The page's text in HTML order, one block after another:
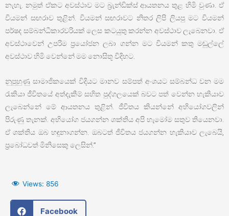
නැහැ. නමුත් ඒකට අවස්ථාව මට බ්‍රැන්ඩික්ස් ආයතනය තුළ හිමි වුණා. ඒ
වියමන් සඟරාව තුළින්. වියමන් සඟරාවට නිතර ලිපි ලියපු මට වියමන්
පර්ෂද සම්බන්ධීකාරවරියක් ලෙස කටයුතු කරන්න අවස්ථාව ලැබෙනවා. ඒ
අවස්ථාවෙන් උපරිම ප්‍රයෝජන ලබා ගන්න මට වියමන් කතු මඬුල්ලේ
අවස්ථාව හිමි වෙන්නේ මම නොසිතූ විදිහට.
නුපුහුණු සාමාජිකයෙක් විදියට මානව සම්පත් අංශයට සම්බන්ධ වන මම
රැකියා ජීවිතයේ අත්දැකීම් සහිත පුද්ගලයෙක් බවට පත් වෙන්න හැකියාව
ලැබෙන්නේ මේ ආයතනය තුළින්. ජීවිතය කියන්නේ අභියෝගවලින්
පිරුණු තැනක්. අභියෝග ජයගන්න ශක්තිය අපි හැමෝම සතුව තියෙනවා.
ඒ ශක්තිය ඔබ හඳුනාගන්න. ඔබටත් ජීවිතය ජයගන්න හැකියාව ලැබෙයි,
ප්‍රබෝධවත් මිනිසෙකු ලෙසින්.”
Views: 856
Facebook